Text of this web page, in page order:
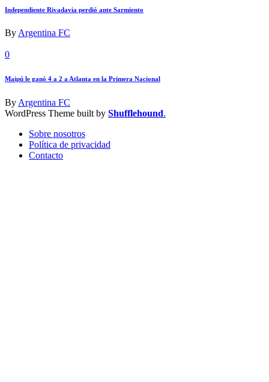
Independiente Rivadavia perdió ante Sarmiento
ByArgentina FC
0
Maipú le ganó 4 a 2 a Atlanta en la Primera Nacional
ByArgentina FC
WordPress Theme built by Shufflehound.
Sobre nosotros
Política de privacidad
Contacto